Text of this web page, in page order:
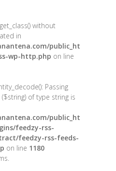
without
in
public_ht
wp-http.php on line
Passing
of type string is
public_ht
feedzy-rss-
feedzy-rss-feeds-
on line 1180